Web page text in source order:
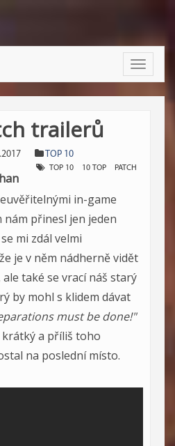
Toggle
trailerů
TOP 10
TOP 10 10 TOP PATCH
in-game
nám přinesl jen jeden
mi zdál velmi
je v něm nádherně vidět
také se vrací náš starý
by mohl s klidem dávat
must be done!"
a příliš toho
na poslední místo.